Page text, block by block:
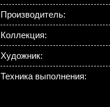
Производитель:
Коллекция:
Художник:
Техника выполнения: